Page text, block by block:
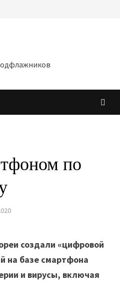
по
создали «цифровой
на базе смартфона
и вирусы, включая